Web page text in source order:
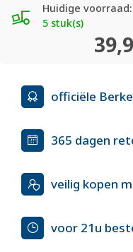
Huidige voorraad:
5 stuk(s)
officiële
365 dagen
veilig kopen
voor 21u